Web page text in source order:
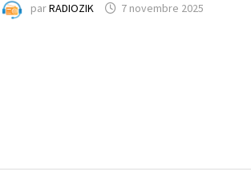
parRADIOZIK 7 novembre 2025